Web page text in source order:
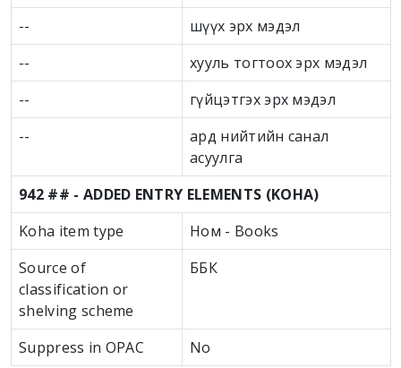
--
шүүх эрх мэдэл
--
хууль тогтоох эрх мэдэл
--
гүйцэтгэх эрх мэдэл
--
ард нийтийн санал
асуулга
942 ## - ADDED ENTRY ELEMENTS (KOHA)
Koha item type
Ном - Books
Source of
classification or
shelving scheme
ББК
Suppress in OPAC No